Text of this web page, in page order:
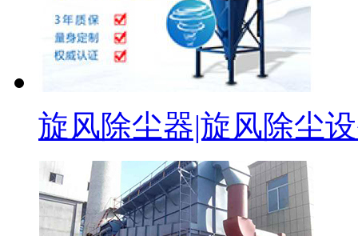
旋风除尘器|旋风除尘